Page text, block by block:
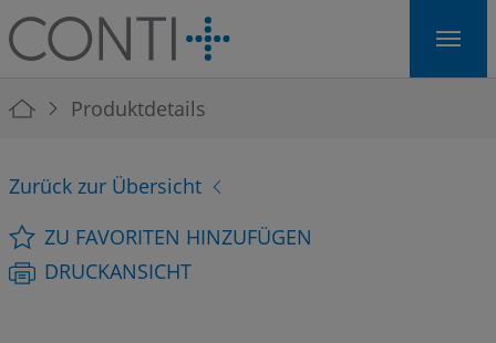
Skip to main navigation
Skip to main content
Skip to page footer
You are here:
Produktdetails
Zurück zur Übersicht
ZU FAVORITEN HINZUFÜGEN
DRUCKANSICHT